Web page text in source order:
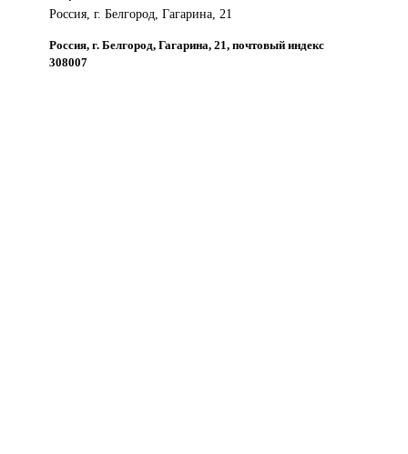
Россия, г. Белгород, Гагарина, 21
Россия, г. Белгород, Гагарина, 21, почтовый индекс
308007